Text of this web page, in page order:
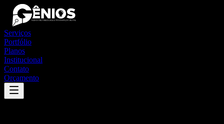
Serviços
Portfólio
Planos
Institucional
Contato
Orçamento